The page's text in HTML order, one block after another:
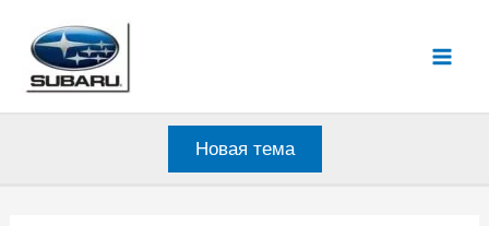
содержимому
Новая тема